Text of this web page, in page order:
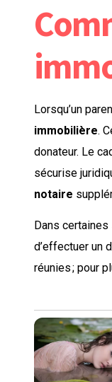
Lorsqu’un
immobilière.
donateur. Le
sécurise
notaire
Dans
d’effectuer un
réunies ; pour